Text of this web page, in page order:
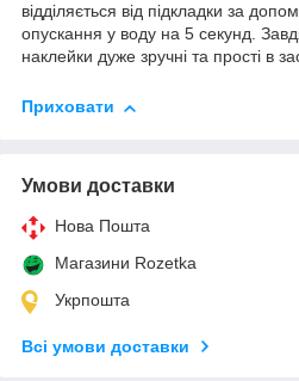
відділяється від підкладки за
опускання у воду на 5 секунд.
наклейки дуже зручні та прості в
Приховати
Умови доставки
Нова Пошта
Магазини Rozetka
Укрпошта
Всі умови доставки